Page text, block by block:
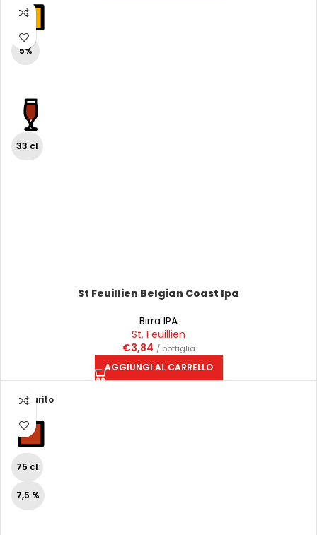
5%
33 cl
St Feuillien Belgian Coast Ipa
Birra IPA
St. Feuillien
€3,84 / bottiglia
AGGIUNGI AL CARRELLO
Esaurito
75 cl
7,5 %